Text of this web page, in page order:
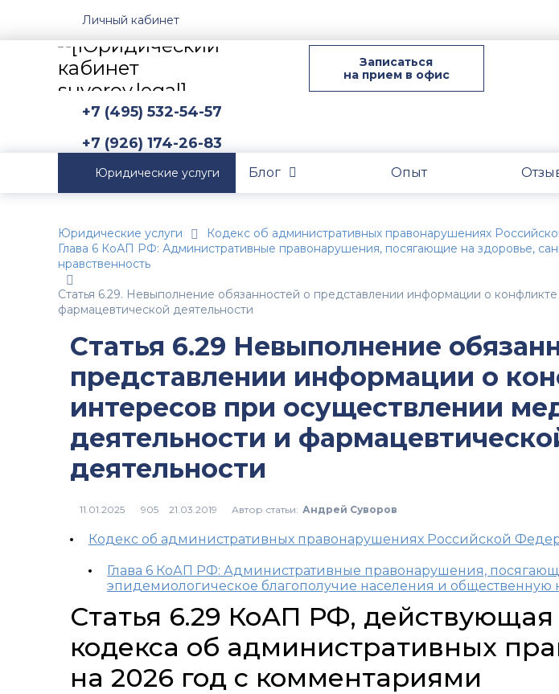
Личный кабинет
Записаться
на прием в офис
+7 (495) 532-54-57
+7 (926) 174-26-83
Юридические услуги Блог Опыт
Юридические услуги
Кодекс об административных правонарушениях
Глава 6 КоАП РФ: Административные правонарушения, посягающие на здоровье,
нравственность
Статья 6.29. Невыполнение обязанностей о представлении информации о
фармацевтической деятельности
Статья 6.29 Невыполнение
представлении информации о
интересов при осуществлении
деятельности и
деятельности
905 Автор статьи: Андрей Суворов
Кодекс об административных правонарушениях Российской
Глава 6 КоАП РФ: Административные правонарушения,
эпидемиологическое благополучие населения и общественную
Статья 6.29 КоАП РФ,
кодекса об административных
на 2026 год с комментариями